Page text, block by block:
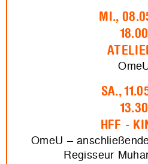
MI.,
18.00
SA.,
13.30
HFF -
OmeU –
Regisseur